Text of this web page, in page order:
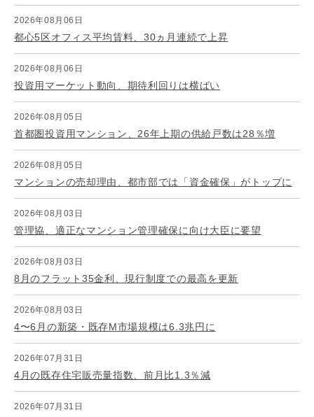
2026年08月06日
都心5区オフィス平均賃料、30ヵ月連続で上昇
2026年08月06日
投資用マーケット動向、期待利回りは横ばい
2026年08月05日
首都圏投資用マンション、26年上期の供給戸数は28％増
2026年08月05日
マンションの売却理由、都市部では「資金確保」がトップに
2026年08月03日
管理協、適正なマンション管理確保に向け大臣に要望
2026年08月03日
8月のフラット35金利、現行制度での最高を更新
2026年08月03日
4〜6月の新築・既存M市場規模は6.3兆円に
2026年07月31日
4月の既存住宅販売量指数、前月比1.3％減
2026年07月31日